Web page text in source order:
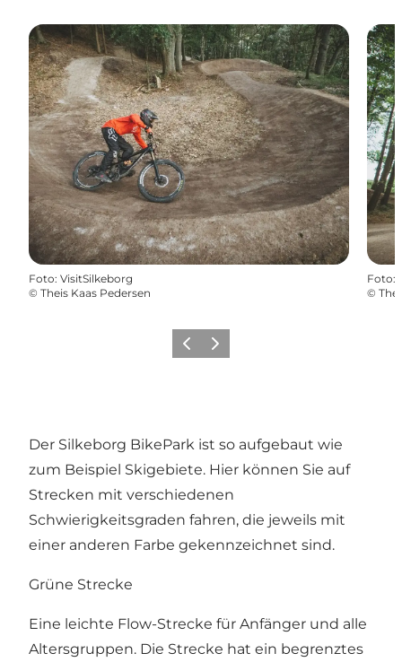
Foto: VisitSilkeborg
© Theis Kaas Pedersen
Foto:
©
ZurückWeiter
Der Silkeborg BikePark ist so aufgebaut wie
zum Beispiel Skigebiete. Hier können Sie auf
Strecken mit verschiedenen
Schwierigkeitsgraden fahren, die jeweils mit
einer anderen Farbe gekennzeichnet sind.
Grüne Strecke
Eine leichte Flow-Strecke für Anfänger und alle
Altersgruppen. Die Strecke hat ein begrenztes